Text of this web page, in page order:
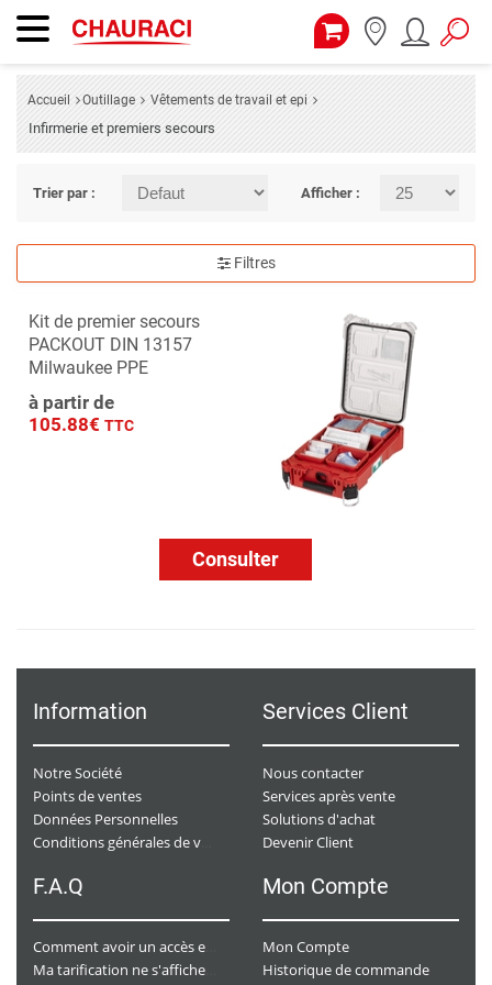
Accueil Outillage Vêtements de travail et epi
Infirmerie et premiers secours
Trier par : Afficher :
Filtres
Kit de premier secours
PACKOUT DIN 13157
Milwaukee PPE
à partir de
105.88€ TTC
Consulter
Information
Notre Société
Points de ventes
Données Personnelles
Services Client
Nous contacter
Services après vente
Solutions d'achat
Devenir Client
F.A.Q Mon Compte
Mon Compte
Historique de commande